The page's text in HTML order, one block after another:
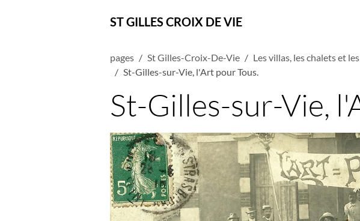
ST GILLES CROIX DE VIE
pages St Gilles-Croix-De-Vie
Les villas, les chalets et
St-Gilles-sur-Vie, l'Art pour Tous.
St-Gilles-sur-Vie,